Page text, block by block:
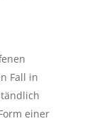
Fall in
einer